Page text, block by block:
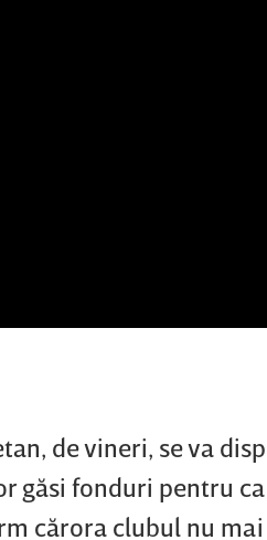
de vineri, se va
găsi fonduri pentru
cărora clubul nu